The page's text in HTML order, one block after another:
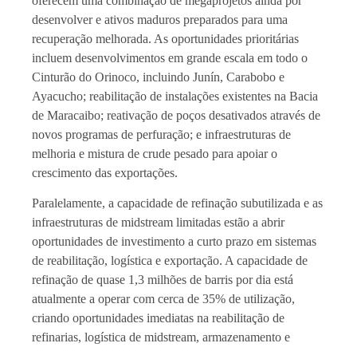
desenvolver e ativos maduros preparados para uma
recuperação melhorada. As oportunidades prioritárias
incluem desenvolvimentos em grande escala em todo o
Cinturão do Orinoco, incluindo Junín, Carabobo e
Ayacucho; reabilitação de instalações existentes na Bacia
de Maracaibo; reativação de poços desativados através de
novos programas de perfuração; e infraestruturas de
melhoria e mistura de crude pesado para apoiar o
crescimento das exportações.
Paralelamente, a capacidade de refinação subutilizada e as
infraestruturas de midstream limitadas estão a abrir
oportunidades de investimento a curto prazo em sistemas
de reabilitação, logística e exportação. A capacidade de
refinação de quase 1,3 milhões de barris por dia está
atualmente a operar com cerca de 35% de utilização,
criando oportunidades imediatas na reabilitação de
refinarias, logística de midstream, armazenamento e